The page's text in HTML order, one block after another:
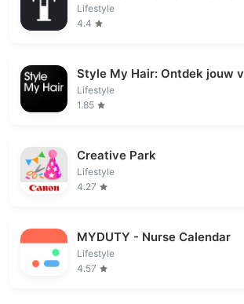
Lifestyle
4.4
Style My Hair: Ontdek jouw
Lifestyle
1.85
Creative Park
Lifestyle
4.27
MYDUTY - Nurse Calendar
Lifestyle
4.57